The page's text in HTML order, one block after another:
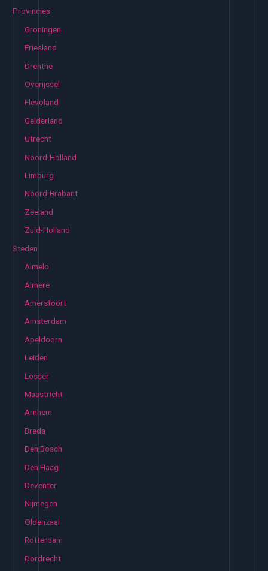
Provincies
Groningen
Friesland
Drenthe
Overijssel
Flevoland
Gelderland
Utrecht
Noord-Holland
Limburg
Noord-Brabant
Zeeland
Zuid-Holland
Steden
Almelo
Almere
Amersfoort
Amsterdam
Apeldoorn
Leiden
Losser
Maastricht
Arnhem
Breda
Den Bosch
Den Haag
Deventer
Nijmegen
Oldenzaal
Rotterdam
Dordrecht